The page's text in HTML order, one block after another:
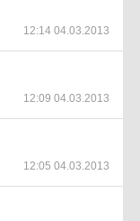
12:14 04.03.2013
12:09 04.03.2013
12:05 04.03.2013